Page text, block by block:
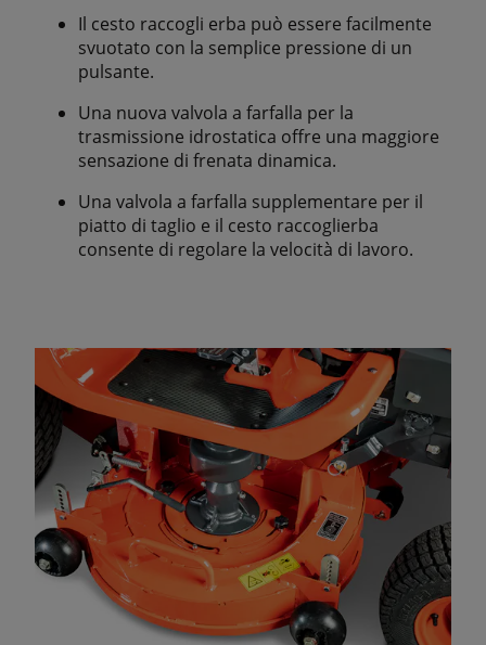
Il cesto raccogli erba può essere facilmente
svuotato con la semplice pressione di un
pulsante.
Una nuova valvola a farfalla per la
trasmissione idrostatica offre una maggiore
sensazione di frenata dinamica.
Una valvola a farfalla supplementare per il
piatto di taglio e il cesto raccoglierba
consente di regolare la velocità di lavoro.